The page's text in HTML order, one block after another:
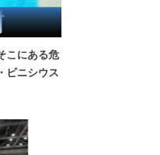
こにある危
ビニシウス